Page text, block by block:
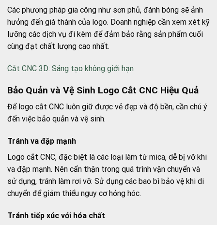
Các phương pháp gia công như sơn phủ, đánh bóng sẽ ảnh
hưởng đến giá thành của logo. Doanh nghiệp cần xem xét kỹ
lưỡng các dịch vụ đi kèm để đảm bảo rằng sản phẩm cuối
cùng đạt chất lượng cao nhất.
Cắt CNC 3D: Sáng tạo không giới hạn
Bảo Quản và Vệ Sinh Logo Cắt CNC Hiệu Quả
Để logo cắt CNC luôn giữ được vẻ đẹp và độ bền, cần chú ý
đến việc bảo quản và vệ sinh.
Tránh va đập mạnh
Logo cắt CNC, đặc biệt là các loại làm từ mica, dễ bị vỡ khi
va đập mạnh. Nên cẩn thận trong quá trình vận chuyển và
sử dụng, tránh làm rơi vỡ. Sử dụng các bao bì bảo vệ khi di
chuyển để giảm thiểu nguy cơ hỏng hóc.
Tránh tiếp xúc với hóa chất